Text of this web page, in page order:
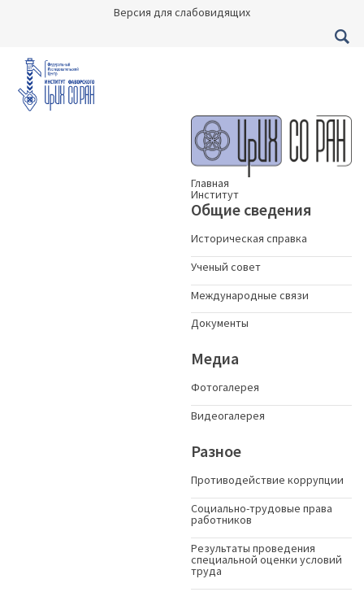
Версия для слабовидящих
Главная
Институт
Общие сведения
Историческая справка
Ученый совет
Международные связи
Документы
Медиа
Фотогалерея
Видеогалерея
Разное
Противодействие коррупции
Социально-трудовые права
работников
Результаты проведения
специальной оценки условий
труда